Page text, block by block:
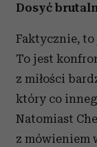
Dosyć
Faktycznie, to
To jest
z miłości
który co
Natomiast
z mówieniem